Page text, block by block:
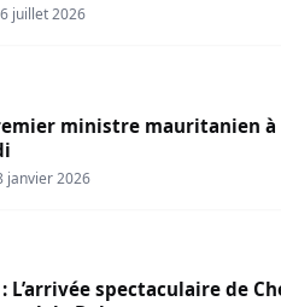
6 juillet 2026
ministre mauritanien à
janvier 2026
spectaculaire de
L’arrivée spectaculaire de